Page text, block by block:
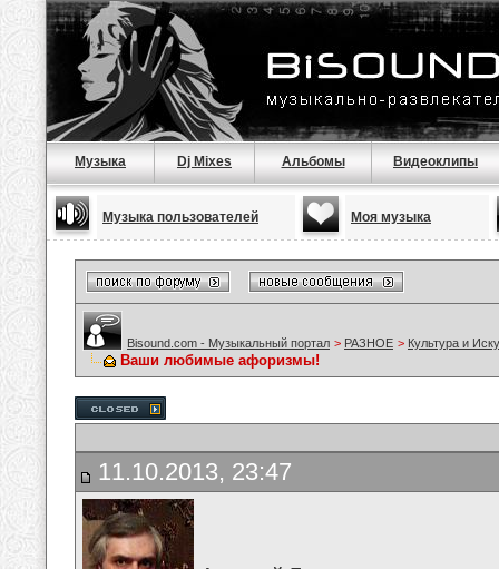
Музыка Dj Mixes Альбомы Видеоклипы
Музыка пользователей Моя музыка
Bisound.com - Музыкальный портал > РАЗНОЕ > Культура и
Ваши любимые афоризмы!
11.10.2013, 23:47